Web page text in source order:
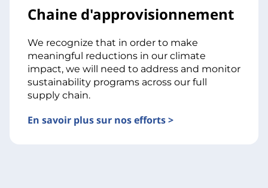
Chaine d'approvisionnement
We recognize that in order to make
meaningful reductions in our climate
impact, we will need to address and monitor
sustainability programs across our full
supply chain.
En savoir plus sur nos efforts >